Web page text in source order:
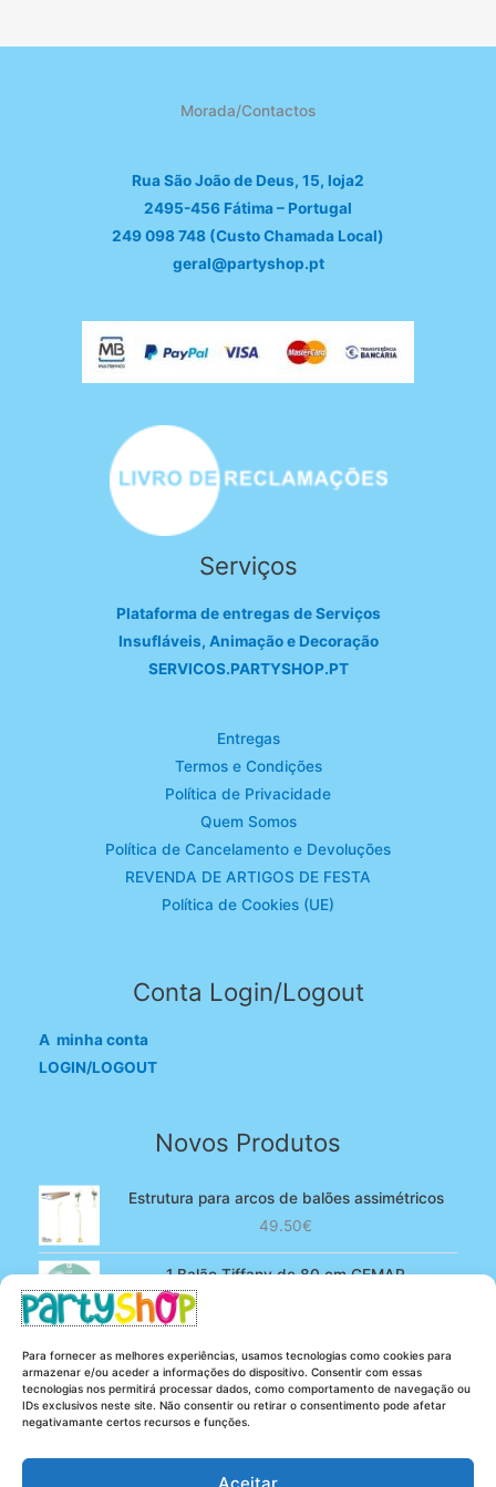
Para fornecer as melhores experiências, usamos tecnologias como cookies para
armazenar e/ou aceder a informações do dispositivo. Consentir com essas
tecnologias nos permitirá processar dados, como comportamento de navegação ou
IDs exclusivos neste site. Não consentir ou retirar o consentimento pode afetar
negativamante certos recursos e funções.
Aceitar
Morada/Contactos
Rua São João de Deus, 15, loja2
2495-456 Fátima – Portugal
249 098 748 (Custo Chamada Local)
geral@partyshop.pt
Serviços
Plataforma de entregas de Serviços
Insufláveis, Animação e Decoração
SERVICOS.PARTYSHOP.PT
Entregas
Termos e Condições
Política de Privacidade
Quem Somos
Política de Cancelamento e Devoluções
REVENDA DE ARTIGOS DE FESTA
Política de Cookies (UE)
Conta Login/Logout
A minha conta
LOGIN/LOGOUT
Novos Produtos
Estrutura para arcos de balões assimétricos
49.50€
1 Balão Tiffany de 80 cm GEMAR
era:
4.90€.
é:
3.80€.
100 Balões Rosa bebé de 13 cm GEMAR -
Powder pink
5.25€ O
era:
4.20€O
é: